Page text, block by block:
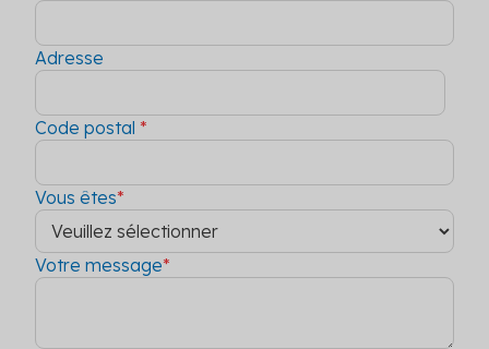
Adresse
Code postal *
Vous êtes*
Votre message*